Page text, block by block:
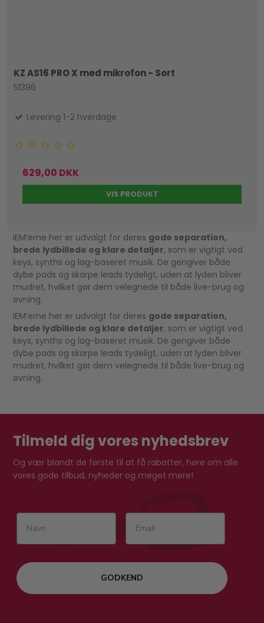
KZ AS16 PRO X med mikrofon - Sort
51396
Levering 1-2 hverdage
629,00 DKK
VIS PRODUKT
IEM’erne her er udvalgt for deres gode separation,
brede lydbillede og klare detaljer, som er vigtigt ved
keys, synths og lag-baseret musik. De gengiver både
dybe pads og skarpe leads tydeligt, uden at lyden bliver
mudret, hvilket gør dem velegnede til både live-brug og
øvning.
IEM’erne her er udvalgt for deres gode separation,
brede lydbillede og klare detaljer, som er vigtigt ved
keys, synths og lag-baseret musik. De gengiver både
dybe pads og skarpe leads tydeligt, uden at lyden bliver
mudret, hvilket gør dem velegnede til både live-brug og
øvning.
Tilmeld dig vores nyhedsbrev
Og vær blandt de første til at få rabatter, høre om alle
vores gode tilbud, nyheder og meget mere!
GODKEND